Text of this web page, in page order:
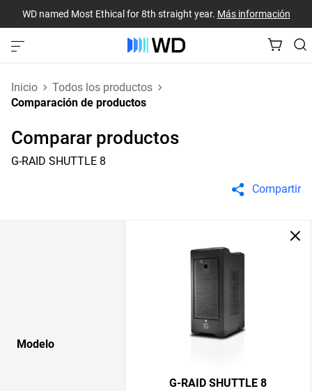
WD named Most Ethical for 8th straight year. Más información
Inicio
Todos los productos
Comparación de productos
Comparar productos
G-RAID SHUTTLE 8
Compartir
Modelo
G-RAID SHUTTLE 8